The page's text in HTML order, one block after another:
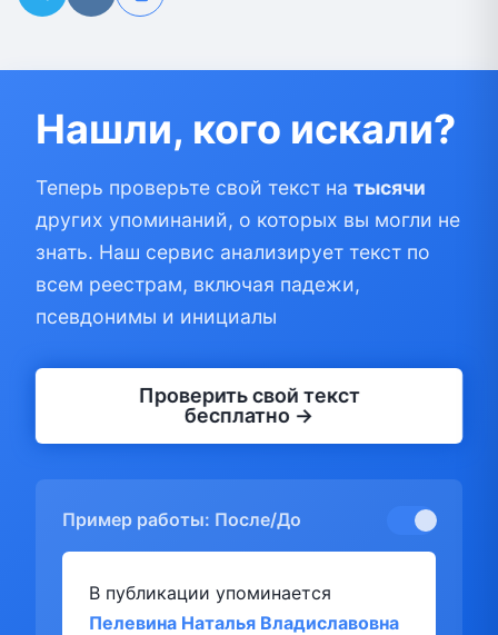
Нашли, кого искали?
Теперь проверьте свой текст на тысячи
других упоминаний, о которых вы могли не
знать. Наш сервис анализирует текст по
всем реестрам, включая падежи,
псевдонимы и инициалы
Проверить свой текст
бесплатно →
Пример работы: После/До
В публикации упоминается
Пелевина Наталья Владиславовна